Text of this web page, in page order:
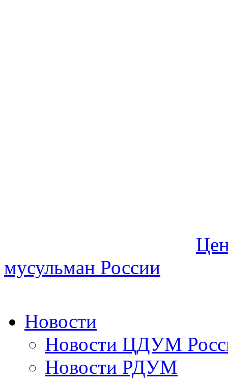
мусульман России
Новости
Новости ЦДУМ
Новости РДУМ